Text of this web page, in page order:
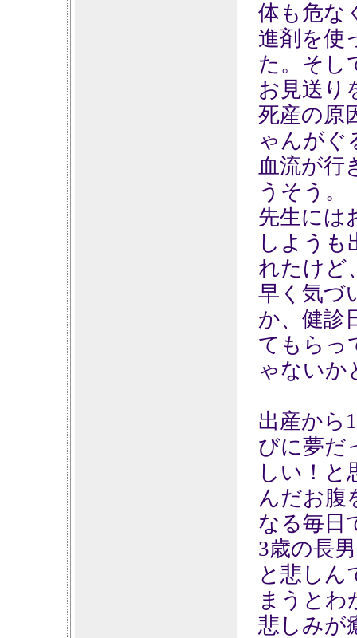
体も危な
進剤を使
た。そし
お見送り
死産の原
ゃんがぐ
血流が行
うそう。
先生には
しようも
れたけど
早く気づ
か、健診
てもらっ
ゃないか
出産から
びに夢だ
しい！と
んだお腹
なる毎日
3歳の長
と悲しん
まうとわ
悲しみが